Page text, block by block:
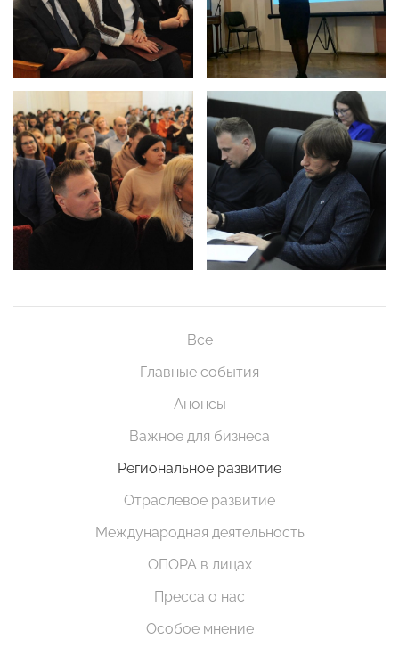
Все
Главные события
Анонсы
Важное для бизнеса
Региональное развитие
Отраслевое развитие
Международная деятельность
ОПОРА в лицах
Пресса о нас
Особое мнение